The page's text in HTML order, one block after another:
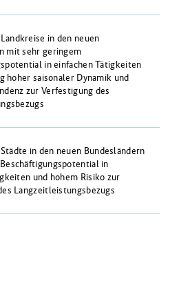
in den neuen
mit sehr geringem
in einfachen Tätigkeiten
hoher saisonaler Dynamik und
zur Verfestigung des
in den neuen Bundesländern
in
und hohem Risiko zur
Langzeitleistungsbezugs